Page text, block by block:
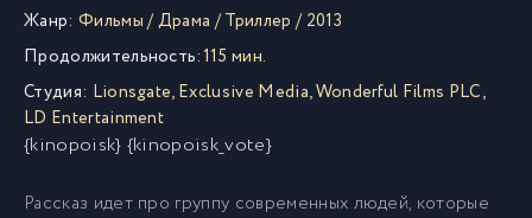
Жанр: Фильмы/Драма /Триллер / 2013
Продолжительность:115 мин.
Студия: Lionsgate,Exclusive Media,Wonderful Films PLC,
LD Entertainment
{kinopoisk} {kinopoisk_vote}
Рассказ идет про группу современных людей, которые